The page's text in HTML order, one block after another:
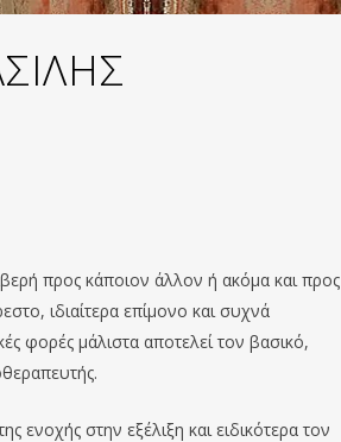
προς κάποιον άλλον ή ακόμα και προς
ιδιαίτερα επίμονο και συχνά
φορές μάλιστα αποτελεί τον βασικό,
στην εξέλιξη και ειδικότερα τον